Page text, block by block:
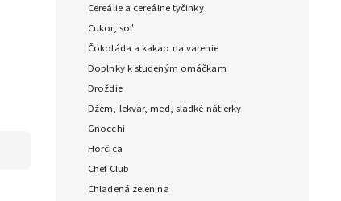
Cereálie a cereálne tyčinky
Cukor, soľ
Čokoláda a kakao na varenie
Doplnky k studeným omáčkam
Droždie
Džem, lekvár, med, sladké nátierky
Gnocchi
Horčica
Chef Club
Chladená zelenina